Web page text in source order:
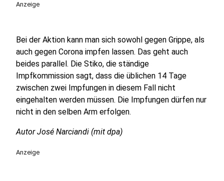
Anzeige
Bei der Aktion kann man sich sowohl gegen Grippe, als
auch gegen Corona impfen lassen. Das geht auch
beides parallel. Die Stiko, die ständige
Impfkommission sagt, dass die üblichen 14 Tage
zwischen zwei Impfungen in diesem Fall nicht
eingehalten werden müssen. Die Impfungen dürfen nur
nicht in den selben Arm erfolgen.
Autor José Narciandi (mit dpa)
Anzeige